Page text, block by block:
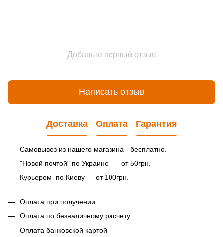
Добавьте первый отзыв
Написать отзыв
Доставка Оплата Гарантия
Самовывоз из нашего магазина - бесплатно.
"Новой почтой" по Украине — от 50грн.
Курьером по Киеву — от 100грн.
Оплата при получении
Оплата по безналичному расчету
Оплата банковской картой